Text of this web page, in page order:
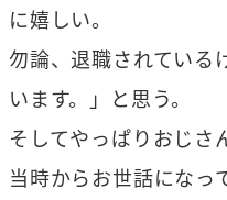
に嬉しい。
勿論、退職されている
います。」と思う。
そしてやっぱりおじさ
当時からお世話になっ